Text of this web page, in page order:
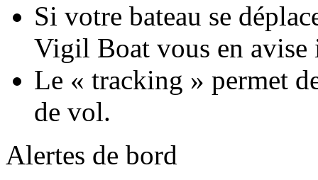
Si votre bateau se
Vigil Boat vous en avise
Le « tracking » permet
de vol.
Alertes de bord